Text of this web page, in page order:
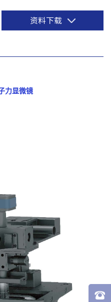
资料下载
力显微镜